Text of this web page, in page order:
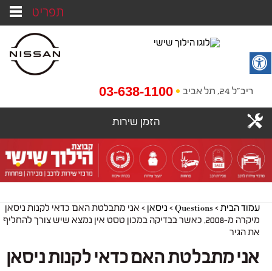
03-638-1100 ריב"ל 24, תל אביב
הזמן שירות
עמוד הבית>
Questions
> ניסאן > אני מתבלטת האם כדאי לקנות ניסאן
מיקרה מ-2008, כאשר בבדיקה במכון טסט אין נמצא שיש צורך להחליף
את הגיר
אני מתבלטת האם כדאי לקנות ניסאן
תפריט